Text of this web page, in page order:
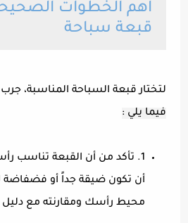
اهم الخطوات
قبعة سباحة
لتختار قبعة السباحة المناسبة،
فيما يلي :
1. تأكد من أن القبعة تناسب
أن تكون ضيقة جداً أو فضفاضة
محيط رأسك ومقارنته مع دليل